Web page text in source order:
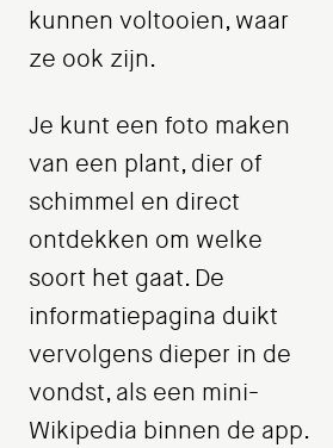
kunnen voltooien, waar
ze ook zijn.
Je kunt een foto maken
van een plant, dier of
schimmel en direct
ontdekken om welke
soort het gaat. De
informatiepagina duikt
vervolgens dieper in de
vondst, als een mini-
Wikipedia binnen de app.